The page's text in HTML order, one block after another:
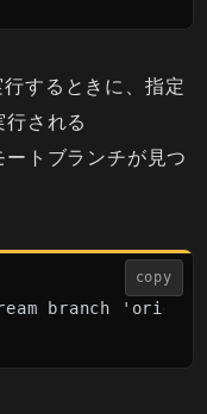
するときに、指定
される
トブランチが見つ
copy
branch